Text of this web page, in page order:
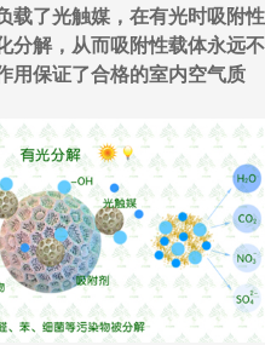
载了光触媒，在有光时吸附性
分解，从而吸附性载体永远不
用保证了合格的室内空气质